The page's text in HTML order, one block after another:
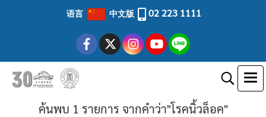
语言 中文版 02 223 1111
ค้นพบ 1 รายการ จากคำว่า"โรคนิ้วล็อค"